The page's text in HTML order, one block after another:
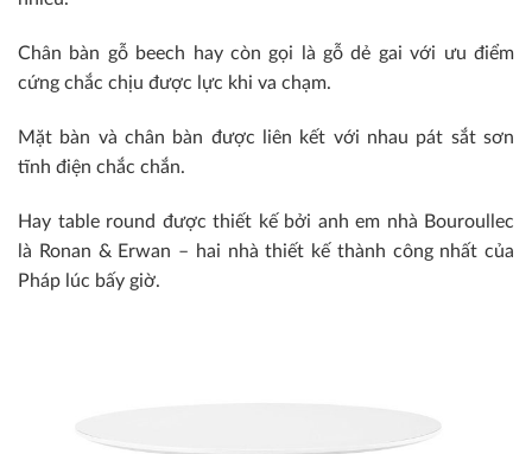
Chân bàn gỗ beech hay còn gọi là gỗ dẻ gai với ưu điểm
cứng chắc chịu được lực khi va chạm.
Mặt bàn và chân bàn được liên kết với nhau pát sắt sơn
tĩnh điện chắc chắn.
Hay table round được thiết kế bởi anh em nhà Bouroullec
là Ronan & Erwan – hai nhà thiết kế thành công nhất của
Pháp lúc bấy giờ.